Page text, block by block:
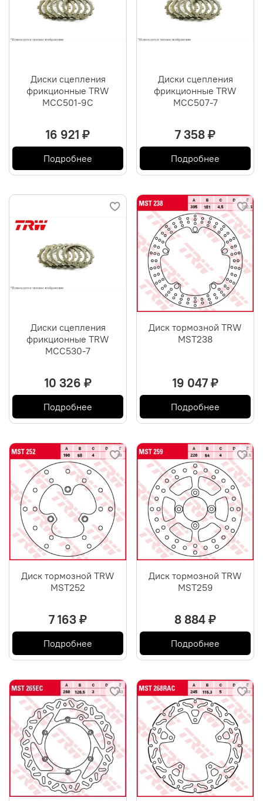
Диски сцепления
фрикционные TRW
MCC501-9C
16 921 ₽
Подробнее
Диски сцепления
фрикционные TRW
MCC507-7
7 358 ₽
Подробнее
Диски сцепления
фрикционные TRW
MCC530-7
10 326 ₽
Подробнее
Диск тормозной TRW
MST238
19 047 ₽
Подробнее
Диск тормозной TRW
MST252
7 163 ₽
Подробнее
Диск тормозной TRW
MST259
8 884 ₽
Подробнее